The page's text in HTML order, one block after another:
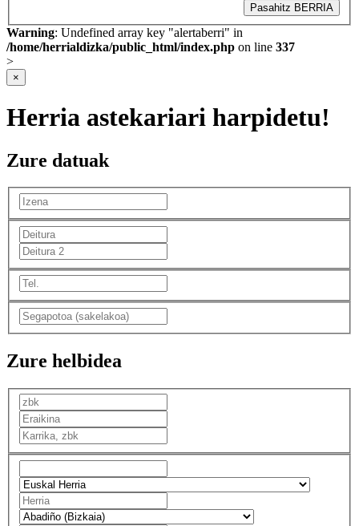
Pasahitz BERRIA
Warning: Undefined array key "alertaberri" in
/home/herrialdizka/public_html/index.php on line 337
>
×
Herria astekariari harpidetu!
Zure datuak
Zure helbidea